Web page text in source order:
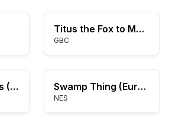
Titus the Fox to Marrakech and Back (USA)
GBC
Bible Adventures (USA) (Unl) (v1.2) Swamp Thing (Europe)
NES